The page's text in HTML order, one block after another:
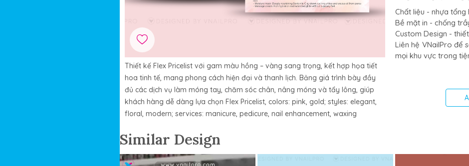
Thiết kế Flex Pricelist với gam màu hồng – vàng sang trọng, kết hợp họa tiết
hoa tinh tế, mang phong cách hiện đại và thanh lịch. Bảng giá trình bày đầy
đủ các dịch vụ làm móng tay, chăm sóc chân, nâng móng và tẩy lông, giúp
khách hàng dễ dàng lựa chọn Flex Pricelist, colors: pink, gold; styles: elegant,
floral, modern; services: manicure, pedicure, nail enhancement, waxing
Chất liệu - nhựa
Bề mặt in - chống
Custom Design -
Liên hệ VNailPro để
mọi khu vực trong
Similar Design